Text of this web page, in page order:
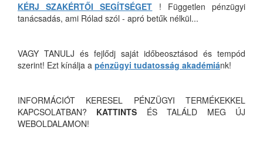
KÉRJ SZAKÉRTŐI SEGÍTSÉGET ! Független pénzügyi
tanácsadás, ami Rólad szól - apró betűk nélkül...
VAGY TANULJ és fejlődj saját időbeosztásod és tempód
szerint! Ezt kínálja a pénzügyi tudatosság akadémiánk!
INFORMÁCIÓT KERESEL PÉNZÜGYI TERMÉKEKKEL
KAPCSOLATBAN? KATTINTS ÉS TALÁLD MEG ÚJ
WEBOLDALAMON!